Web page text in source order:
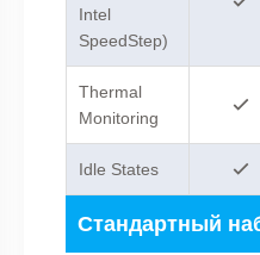
Intel
SpeedStep)
Thermal
Monitoring
Idle States
Стандартный